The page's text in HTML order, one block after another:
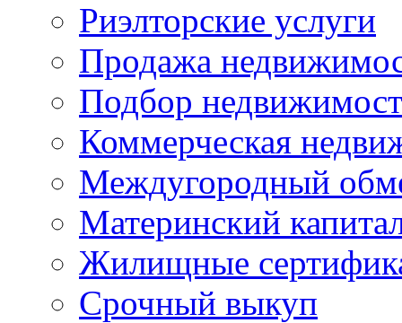
Риэлторские услуги
Продажа
Подбор
Коммерческая
Междугородный
Материнский
Жилищные
Срочный выкуп